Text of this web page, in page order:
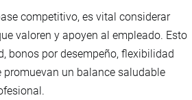
competitivo, es vital considerar
valoren y apoyen al empleado. Esto
bonos por desempeño, flexibilidad
promuevan un balance saludable